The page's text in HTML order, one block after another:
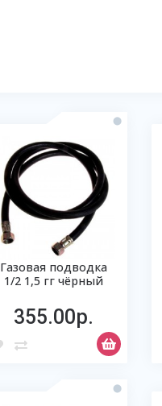
Газовая подводка
1/2 1,5 гг чёрный
355.00р.